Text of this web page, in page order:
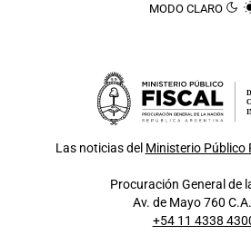
MODO CLARO
Las noticias del Ministerio Público
Procuración General de
Av. de Mayo 760
+54 11 4338